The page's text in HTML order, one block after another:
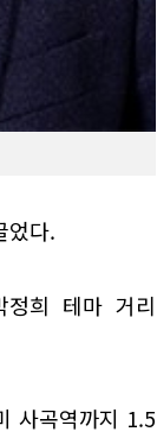
었다.
정희 테마 거리
사곡역까지 1.5